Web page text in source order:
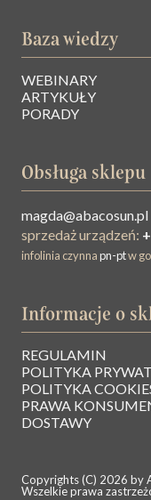
O NAS
BAZA WIEDZY
Baza wiedzy
WEBINARY
ARTYKUŁY
PORADY
Obsługa sklepu
magda@abacosun.pl
sprzedaż urządzeń:
infolinia czynnapn-ptw
Informacje o
REGULAMIN
POLITYKA
POLITYKA
PRAWA
DOSTAWY
Copyrights (C) 2026 by
Wszelkie prawa